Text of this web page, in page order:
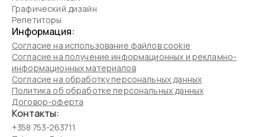
Графический дизайн
Репетиторы
Информация:
Согласие на использование файлов cookie
Согласие на получение информационных и рекламно-
информационных материалов
Согласие на обработку персональных данных
Политика об обработке персональных данных
Договор-оферта
Контакты:
+358 753-263711